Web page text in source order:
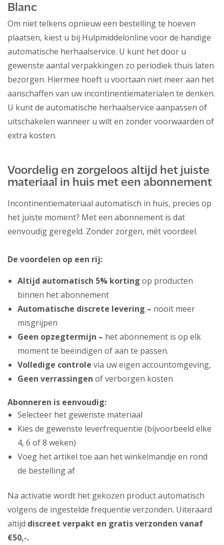
Blanc
Om niet telkens opnieuw een bestelling te hoeven
plaatsen, kiest u bij Hulpmiddelonline voor de handige
automatische herhaalservice. U kunt het door u
gewenste aantal verpakkingen zo periodiek thuis laten
bezorgen. Hiermee hoeft u voortaan niet meer aan het
aanschaffen van uw incontinentiematerialen te denken.
U kunt de automatische herhaalservice aanpassen of
uitschakelen wanneer u wilt en zonder voorwaarden of
extra kosten.
Voordelig en zorgeloos altijd het juiste
materiaal in huis met een abonnement
Incontinentiemateriaal automatisch in huis, precies op
het juiste moment? Met een abonnement is dat
eenvoudig geregeld. Zonder zorgen, mét voordeel.
De voordelen op een rij:
Altijd automatisch 5% korting op producten
binnen het abonnement
Automatische discrete levering – nooit meer
misgrijpen
Geen opzegtermijn – het abonnement is op elk
moment te beëindigen of aan te passen.
Volledige controle via uw eigen accountomgeving,
Geen verrassingen of verborgen kosten
Abonneren is eenvoudig:
Selecteer het gewenste materiaal
Kies de gewenste leverfrequentie (bijvoorbeeld elke
4, 6 of 8 weken)
Voeg het artikel toe aan het winkelmandje en rond
de bestelling af
Na activatie wordt het gekozen product automatisch
volgens de ingestelde frequentie verzonden. Uiteraard
altijd discreet verpakt en gratis verzonden vanaf
€50,-.